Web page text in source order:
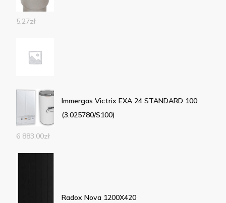
5,27zł
Immergas Victrix EXA 24 STANDARD 100
(3.025780/S100)
6 883,00zł
Radox Nova 1200X420